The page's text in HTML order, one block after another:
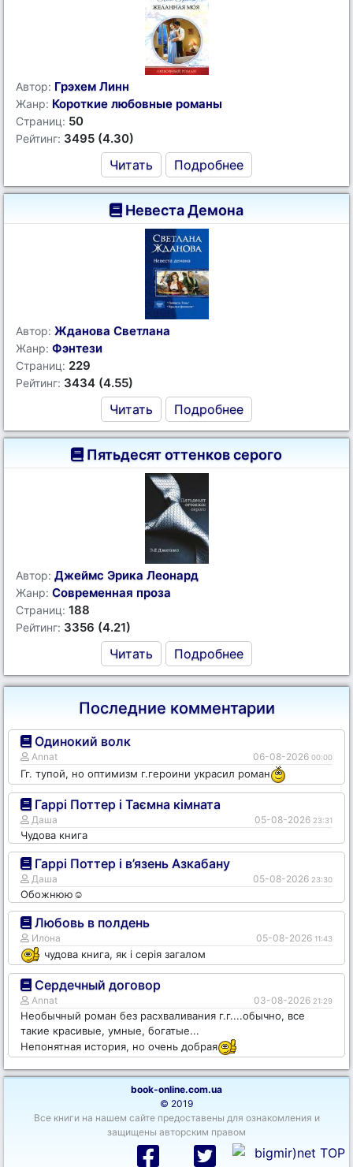
Автор: Грэхем Линн
Жанр: Короткие любовные романы
Страниц: 50
Рейтинг: 3495 (4.30)
Читать Подробнее
Невеста Демона
Автор: Жданова Светлана
Жанр: Фэнтези
Страниц: 229
Рейтинг: 3434 (4.55)
Читать Подробнее
Пятьдесят оттенков серого
Автор: Джеймс Эрика Леонард
Жанр: Современная проза
Страниц: 188
Рейтинг: 3356 (4.21)
Читать Подробнее
Последние комментарии
Одинокий волк
Annat 06-08-2026 00:00
Гг. тупой, но оптимизм г.героини украсил роман
Гаррі Поттер і Таємна кімната
Даша 05-08-2026 23:31
Чудова книга
Гаррі Поттер і в’язень Азкабану
Даша 05-08-2026 23:30
Обожнюю☺️
Любовь в полдень
Илона 05-08-2026 11:43
чудова книга, як і серія загалом
Сердечный договор
Annat 03-08-2026 21:29
Необычный роман без расхваливания г.г....обычно, все
такие красивые, умные, богатые...
Непонятная история, но очень добрая
book-online.com.ua
© 2019
Все книги на нашем сайте предоставены для ознакомления и
защищены авторским правом